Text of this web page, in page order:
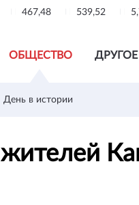
467,48 539,52
ОБЩЕСТВО ДРУГОЕ
День в истории
жителей